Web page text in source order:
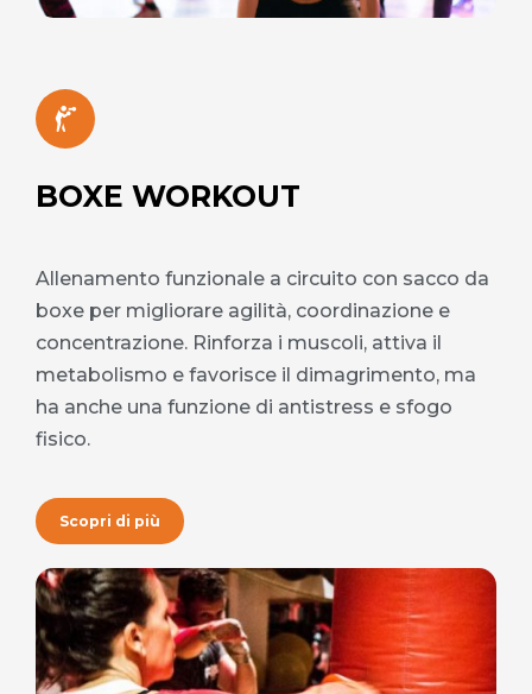
BOXE WORKOUT
Allenamento funzionale a circuito con sacco da
boxe per migliorare agilità, coordinazione e
concentrazione. Rinforza i muscoli, attiva il
metabolismo e favorisce il dimagrimento, ma
ha anche una funzione di antistress e sfogo
fisico.
Scopri di più